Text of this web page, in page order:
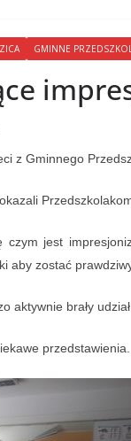
GMINNE
z Gminnego
czym jest
aby zostać
aktywnie brały
przedstawienia.